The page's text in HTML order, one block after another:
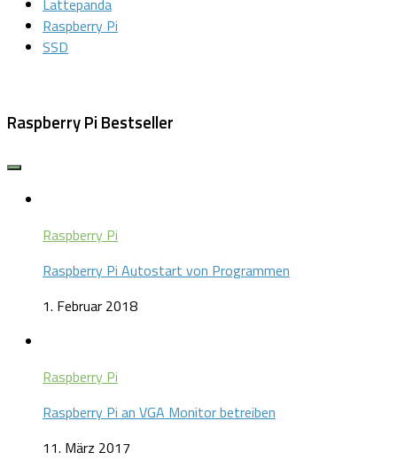
Lattepanda
Raspberry Pi
SSD
Raspberry Pi Bestseller
Raspberry Pi
Raspberry Pi Autostart von Programmen
1. Februar 2018
Raspberry Pi
Raspberry Pi an VGA Monitor betreiben
11. März 2017